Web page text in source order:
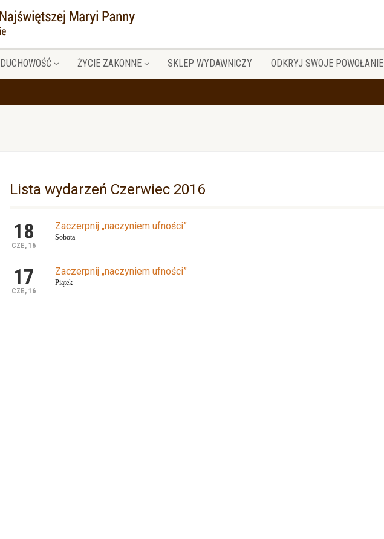
DUCHOWOŚĆ ŻYCIE ZAKONNE SKLEP WYDAWNICZY ODKRYJ SWOJE POWOŁANIE
Lista wydarzeń Czerwiec 2016
18
CZE, 16
Zaczerpnij „naczyniem ufności”
Sobota
17
CZE, 16
Zaczerpnij „naczyniem ufności”
Piątek